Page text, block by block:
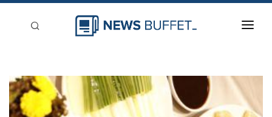
新聞稿分類
登入